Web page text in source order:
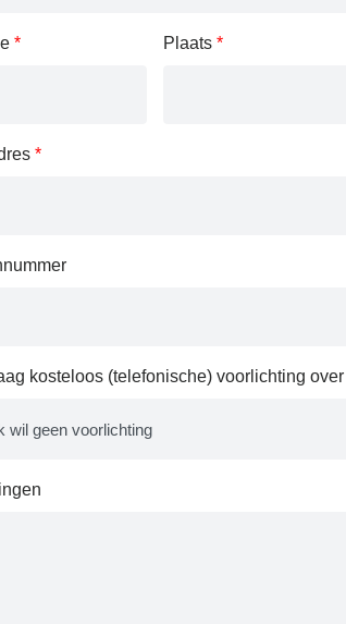
* Plaats *
*
kosteloos (telefonische) voorlichting